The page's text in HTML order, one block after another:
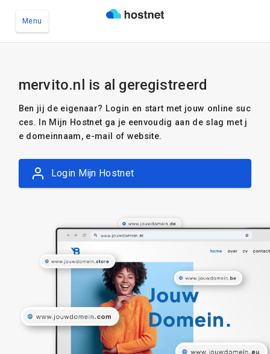
Menu
mervito.nl is al geregistreerd
Ben jij de eigenaar? Login en start met jouw online suc
ces. In Mijn Hostnet ga je eenvoudig aan de slag met j
e domeinnaam, e-mail of website.
Login Mijn Hostnet